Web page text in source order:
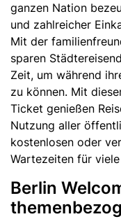
ganzen Nation
und zahlreicher
Mit der
sparen
Zeit, um während
zu können. Mit
Ticket genießen
Nutzung aller
kostenlosen oder
Wartezeiten für
Berlin